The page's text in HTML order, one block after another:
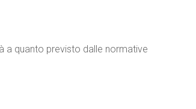
a quanto previsto dalle normative